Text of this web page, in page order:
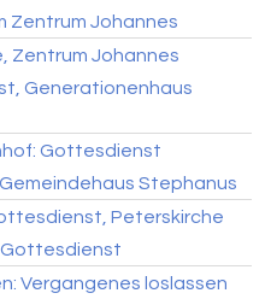
Zentrum Johannes
Zentrum Johannes
Generationenhaus
Gottesdienst
Stephanus
Peterskirche
Vergangenes loslassen